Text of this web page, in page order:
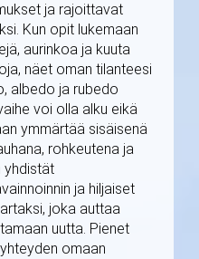
ja rajoittavat
Kun opit lukemaan
aurinkoa ja kuuta
näet oman tilanteesi
albedo ja rubedo
voi olla alku eikä
ymmärtää sisäisenä
rohkeutena ja
yhdistät
ja hiljaiset
joka auttaa
uutta. Pienet
omaan